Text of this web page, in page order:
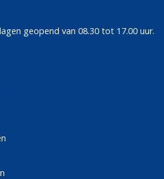
geopend van 08.30 tot 17.00 uur.